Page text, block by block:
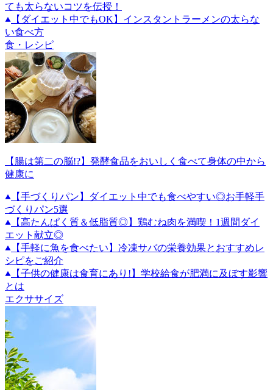
ても太らないコツを伝授！
【ダイエット中でもOK】インスタントラーメンの太らな
い食べ方
食・レシピ
【腸は第二の脳!?】発酵食品をおいしく食べて身体の中から
健康に
【手づくりパン】ダイエット中でも食べやすい◎お手軽手
づくりパン5選
【高たんぱく質＆低脂質◎】鶏むね肉を満喫！1週間ダイ
エット献立◎
【手軽に魚を食べたい】冷凍サバの栄養効果とおすすめレ
シピをご紹介
【子供の健康は食育にあり!】学校給食が肥満に及ぼす影響
とは
エクササイズ